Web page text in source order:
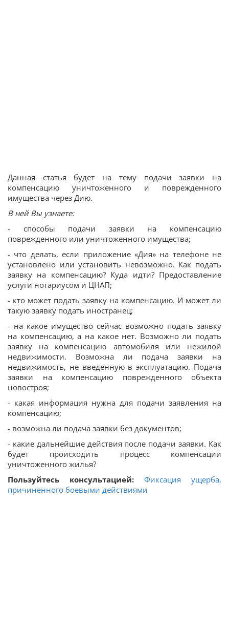
Данная статья будет на тему подачи заявки на
компенсацию уничтоженного и поврежденного
имущества через Дию.
В ней Вы узнаете:
- способы подачи заявки на компенсацию
поврежденного или уничтоженного имущества;
- что делать, если приложение «Дия» на телефоне не
установлено или установить невозможно. Как подать
заявку на компенсацию? Куда идти? Предоставление
услуги нотариусом и ЦНАП;
- кто может подать заявку на компенсацию. И может ли
такую заявку подать иностранец;
- на какое имущество сейчас возможно подать заявку
на компенсацию, а на какое нет. Возможно ли подать
заявку на компенсацию автомобиля или нежилой
недвижимости. Возможна ли подача заявки на
недвижимость, не введенную в эксплуатацию. Подача
заявки на компенсацию поврежденного объекта
новостроя;
- какая информация нужна для подачи заявления на
компенсацию;
- возможна ли подача заявки без документов;
- какие дальнейшие действия после подачи заявки. Как
будет происходить процесс компенсации
уничтоженного жилья?
Пользуйтесь консультацией:
Фиксация ущерба,
причиненного боевыми действиями